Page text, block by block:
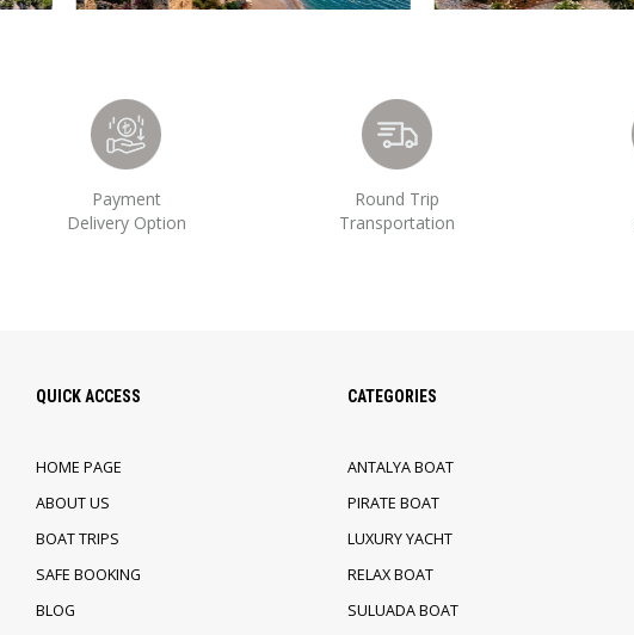
Payment
Delivery Option
Round Trip
Transportation
QUICK ACCESS
HOME PAGE
ABOUT US
BOAT TRIPS
SAFE BOOKING
BLOG
CATEGORIES
ANTALYA BOAT
PIRATE BOAT
LUXURY YACHT
RELAX BOAT
SULUADA BOAT